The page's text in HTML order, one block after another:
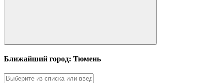
Ближайший город: Тюмень